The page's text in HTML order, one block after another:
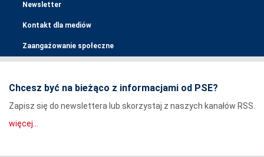
Newsletter
Kontakt dla mediów
Zaangażowanie społeczne
Chcesz być na bieżąco z informacjami od PSE?
Zapisz się do newslettera lub skorzystaj z naszych kanałów RSS.
więcej...